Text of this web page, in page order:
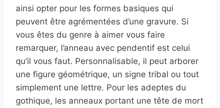
ainsi opter pour les formes basiques qui
peuvent être agrémentées d’une gravure. Si
vous êtes du genre à aimer vous faire
remarquer, l’anneau avec pendentif est celui
qu’il vous faut. Personnalisable, il peut arborer
une figure géométrique, un signe tribal ou tout
simplement une lettre. Pour les adeptes du
gothique, les anneaux portant une tête de mort